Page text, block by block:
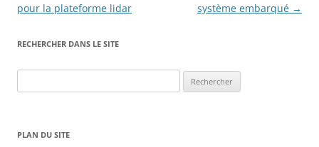
des
pour la plateforme lidar
système embarqué →
RECHERCHER DANS LE SITE
PLAN DU SITE